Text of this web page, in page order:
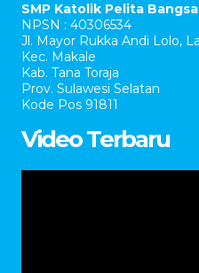
SMP Katolik Pelita Bangsa
NPSN : 40306534
Jl. Mayor Rukka Andi Lolo,
Kec. Makale
Kab. Tana Toraja
Prov. Sulawesi Selatan
Kode Pos 91811
Video Terbaru